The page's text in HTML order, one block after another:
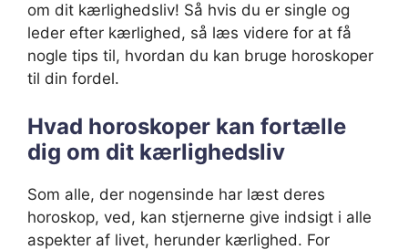
om dit kærlighedsliv! Så hvis du er single og
leder efter kærlighed, så læs videre for at få
nogle tips til, hvordan du kan bruge horoskoper
til din fordel.
Hvad horoskoper kan fortælle
dig om dit kærlighedsliv
Som alle, der nogensinde har læst deres
horoskop, ved, kan stjernerne give indsigt i alle
aspekter af livet, herunder kærlighed. For